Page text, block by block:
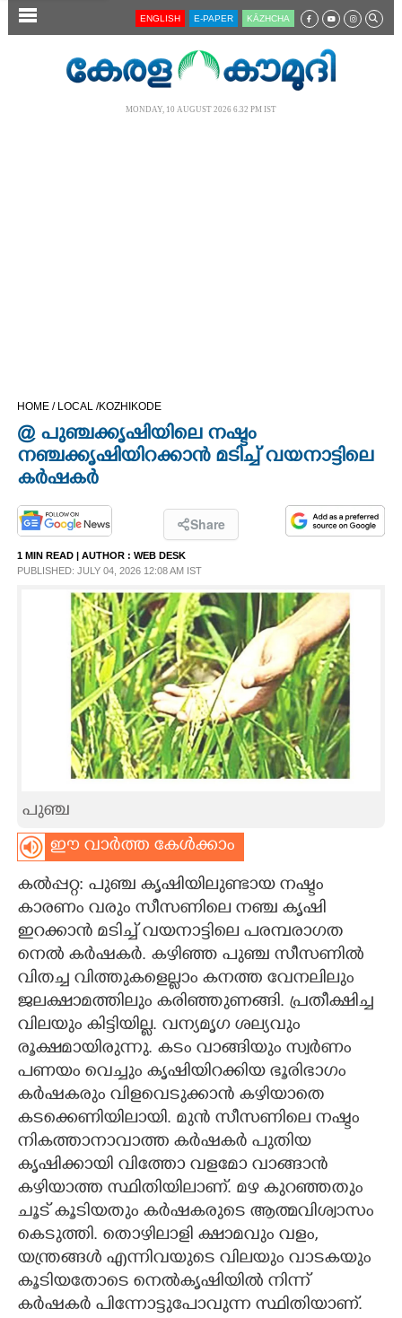
SECTIONS
OPINION
PHOTOS
LIFESTYLE
SPIRITUAL
CARTOONS
LITERATURE
ZOOM
CONTACT US
ENGLISH E-PAPER KĀZHCHA
MONDAY, 10 AUGUST 2026 6.32 PM IST
HOME / LOCAL /KOZHIKODE
@ പുഞ്ചക്കൃഷിയിലെ നഷ്ടം
നഞ്ചക്കൃഷിയിറക്കാൻ മടിച്ച് വയനാട്ടിലെ
കർഷകർ
Share
1 MIN READ | AUTHOR : WEB DESK
PUBLISHED: JULY 04, 2026 12:08 AM IST
പുഞ്ച
ഈ വാർത്ത കേൾക്കാം
കൽപ്പറ്റ: പുഞ്ച കൃഷിയിലുണ്ടായ നഷ്ടം
കാരണം വരും സീസണിലെ നഞ്ച കൃഷി
ഇറക്കാൻ മടിച്ച് വയനാട്ടിലെ പരമ്പരാഗത
നെൽ കർഷകർ. കഴിഞ്ഞ പുഞ്ച സീസണിൽ
വിതച്ച വിത്തുകളെല്ലാം കനത്ത വേനലിലും
ജലക്ഷാമത്തിലും കരിഞ്ഞുണങ്ങി. പ്രതീക്ഷിച്ച
വിലയും കിട്ടിയില്ല. വന്യമൃഗ ശല്യവും
രൂക്ഷമായിരുന്നു. കടം വാങ്ങിയും സ്വർണം
പണയം വെച്ചും കൃഷിയിറക്കിയ ഭൂരിഭാഗം
കർഷകരും വിളവെടുക്കാൻ കഴിയാതെ
കടക്കെണിയിലായി. മുൻ സീസണിലെ നഷ്ടം
നികത്താനാവാത്ത കർഷകർ പുതിയ
കൃഷിക്കായി വിത്തോ വളമോ വാങ്ങാൻ
കഴിയാത്ത സ്ഥിതിയിലാണ്. മഴ കുറഞ്ഞതും
ചൂട് കൂടിയതും കർഷകരുടെ ആത്മവിശ്വാസം
കെടുത്തി. തൊഴിലാളി ക്ഷാമവും വളം,
യന്ത്രങ്ങൾ എന്നിവയുടെ വിലയും വാടകയും
കൂടിയതോടെ നെൽകൃഷിയിൽ നിന്ന്
കർഷകർ പിന്നോട്ടുപോവുന്ന സ്ഥിതിയാണ്.